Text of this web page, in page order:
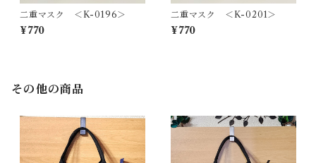
二重マスク ＜K-0196＞
¥770
二重マスク ＜K-0201＞
¥770
その他の商品